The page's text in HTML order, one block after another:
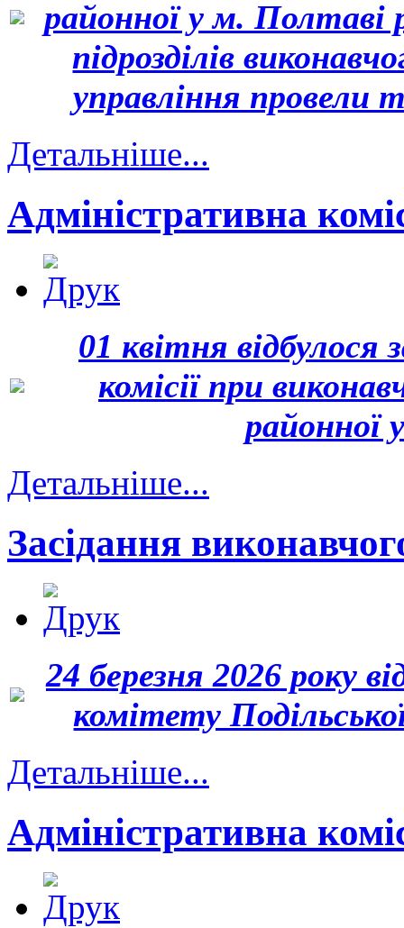
районної у м. Полтаві
підрозділів
управління провели
Детальніше...
Адміністративна
01 квітня відбулося
комісії при
районної
Детальніше...
Засідання
24 березня 2026 року
комітету
Детальніше...
Адміністративна